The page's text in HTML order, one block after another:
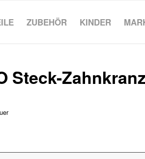
ZUBEHÖR KINDER
Steck-